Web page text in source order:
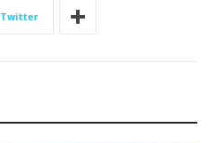
Twitter